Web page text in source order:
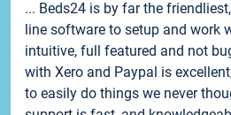
... Beds24 is by far the
line software to setup and work
intuitive, full featured and not
with Xero and Paypal is
to easily do things we never